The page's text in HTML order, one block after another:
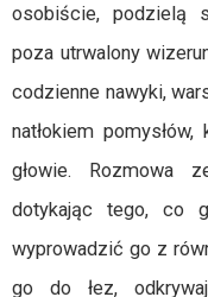
osobiście, podzielą
poza utrwalony
codzienne nawyki,
natłokiem
głowie. Rozmowa
dotykając tego, co
wyprowadzić go z
go do łez,